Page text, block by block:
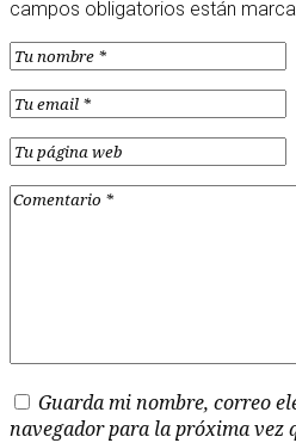
campos obligatorios están
Guarda mi nombre, correo
navegador para la próxima vez